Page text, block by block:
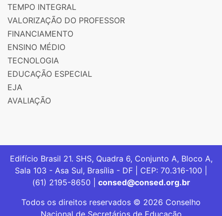
TEMPO INTEGRAL
VALORIZAÇÃO DO PROFESSOR
FINANCIAMENTO
ENSINO MÉDIO
TECNOLOGIA
EDUCAÇÃO ESPECIAL
EJA
AVALIAÇÃO
Edifício Brasil 21. SHS, Quadra 6, Conjunto A, Bloco A,
Sala 103 - Asa Sul, Brasília - DF | CEP: 70.316-100 |
(61) 2195-8650 | consed@consed.org.br
Todos os direitos reservados © 2026 Conselho
Nacional de Secretários de Educação